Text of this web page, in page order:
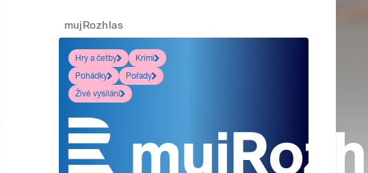
mujRozhlas
Hry a četby
Krimi
Pohádky
Pořady
Živé vysílání